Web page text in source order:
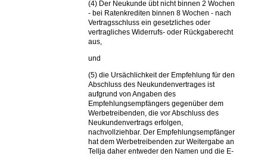
(4) Der Neukunde übt nicht binnen 2 Wochen
- bei Ratenkrediten binnen 8 Wochen - nach
Vertragsschluss ein gesetzliches oder
vertragliches Widerrufs- oder Rückgaberecht
aus,
und
(5) die Ursächlichkeit der Empfehlung für den
Abschluss des Neukundenvertrages ist
aufgrund von Angaben des
Empfehlungsempfängers gegenüber dem
Werbetreibenden, die vor Abschluss des
Neukundenvertrags erfolgen,
nachvollziehbar. Der Empfehlungsempfänger
hat dem Werbetreibenden zur Weitergabe an
Tellja daher entweder den Namen und die E-